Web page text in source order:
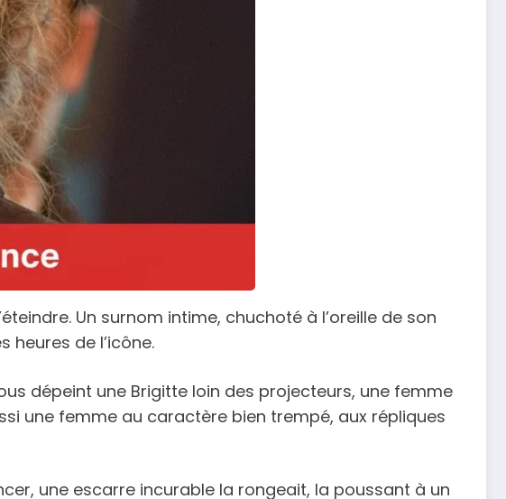
Un surnom intime, chuchoté à l’oreille de son
heures de l’icône.
dépeint une Brigitte loin des projecteurs, une femme
une femme au caractère bien trempé, aux répliques
une escarre incurable la rongeait, la poussant à un